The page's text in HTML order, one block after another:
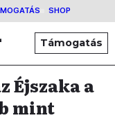
SHOP
Támogatás
Éjszaka a
mint